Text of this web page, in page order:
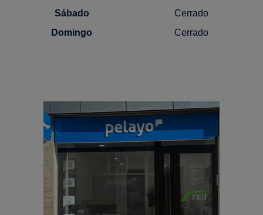
Sábado
Cerrado
Domingo
Cerrado